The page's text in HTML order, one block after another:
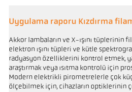
Uygulama raporu Kızdırma
Akkor lambaların ve X-ışını tüplerinin
elektron ışını tüpleri ve kütle
radyasyon özelliklerini kontrol etmek,
araştırmak veya ısıtma kontrolü için
Modern elektrikli pirometrelerle çok
ölçebilmek için, cihazların optiklerinin